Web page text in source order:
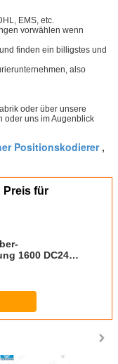
EMS, etc.
vorwählen wenn
finden ein billigstes und
also
oder über unsere
oder uns im Augenblick
Positionskodierer,
Preis für
1600 DC24V